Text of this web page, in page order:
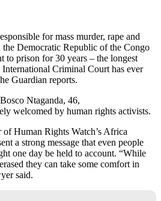
for mass murder, rape and
the Democratic Republic of the Congo
to prison for 30 years – the longest
International Criminal Court has ever
Guardian reports.
Ntaganda, 46,
welcomed by human rights activists.
Human Rights Watch’s Africa
a strong message that even people
one day be held to account. “While
they can take some comfort in
said.